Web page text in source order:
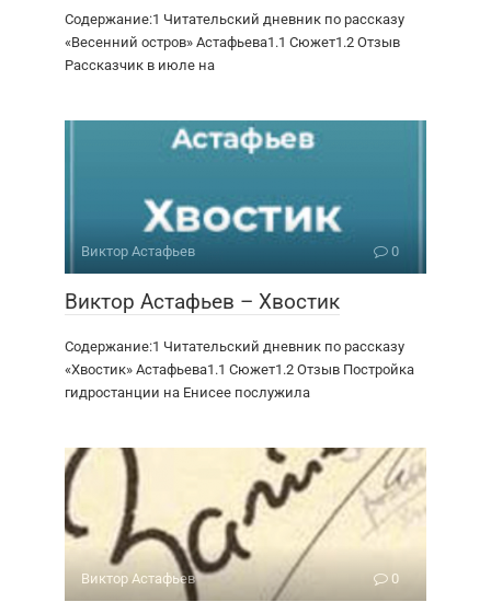
Содержание:1 Читательский дневник по рассказу
«Весенний остров» Астафьева1.1 Сюжет1.2 Отзыв
Рассказчик в июле на
Виктор Астафьев 0
Виктор Астафьев – Хвостик
Содержание:1 Читательский дневник по рассказу
«Хвостик» Астафьева1.1 Сюжет1.2 Отзыв Постройка
гидростанции на Енисее послужила
Виктор Астафьев 0